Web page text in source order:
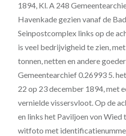
1894, Kl. A 248
Havenkade gezien vanaf de
Seinpostcomplex links op de
is veel bedrijvigheid te zien,
tonnen, netten en andere
Gemeentearchief 0.26993 5.
22 op 23 december 1894, met
vernielde vissersvloot. Op de
en links het Paviljoen von Wied
witfoto met